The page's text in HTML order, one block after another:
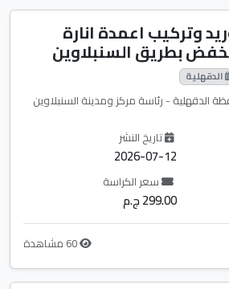
وتركيب اعمدة انارة
بطريق السنبلاوين
الدقهلية
الدقهلية - رئاسة مركز ومدينة السنبلاوين
تاريخ النشر
2026-07-12
سعر الكراسة
299.00 ج.م